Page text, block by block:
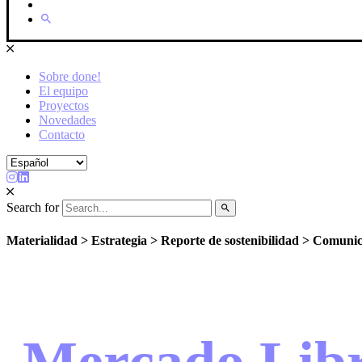
Sobre done!
El equipo
Proyectos
Novedades
Contacto
Search for
Materialidad > Estrategia > Reporte de sostenibilidad >